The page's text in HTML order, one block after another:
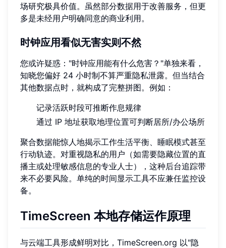
场研究极具价值。虽然部分数据用于改善服务，但更
多是未经用户明确同意的商业利用。
时钟应用看似无害实则不然
您或许疑惑："时钟应用能有什么危害？"单独来看，
知晓您偏好 24 小时制不算严重隐私泄露。但当结合
其他数据点时，就构成了完整拼图。例如：
记录活跃时段可推断作息规律
通过 IP 地址获取地理位置可判断居所/办公场所
聚合数据能惊人地揭示工作生活平衡、睡眠模式甚至
行动轨迹。对重视隐私的用户（如需要隐藏位置的直
播主或处理敏感信息的专业人士），这种后台追踪带
来不必要风险。单纯的时间显示工具不应兼任监控设
备。
TimeScreen 本地存储运作原理
与云端工具形成鲜明对比，TimeScreen.org 以"隐